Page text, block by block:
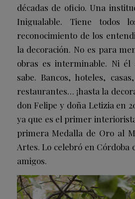
décadas de oficio. Una
Inigualable. Tiene todos
reconocimiento de los
la decoración. No es para
obras es interminable. Ni él
sabe. Bancos, hoteles,
restaurantes… ¡hasta la
don Felipe y doña Letizia en
ya que es el primer
primera Medalla de Oro al
Artes. Lo celebró en Córdoba
amigos.